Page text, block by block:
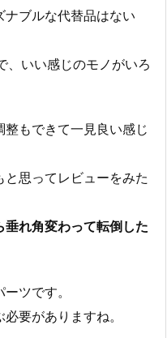
ナブルな代替品はない
、いい感じのモノがいろ
整もできて一見良い感じ
思ってレビューをみた
れ角変わって転倒した
ツです。
要がありますね。